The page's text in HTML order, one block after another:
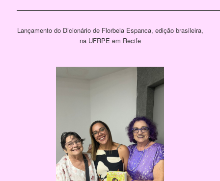
Lançamento do Dicionário de Florbela Espanca, edição brasileira,
na UFRPE em Recife